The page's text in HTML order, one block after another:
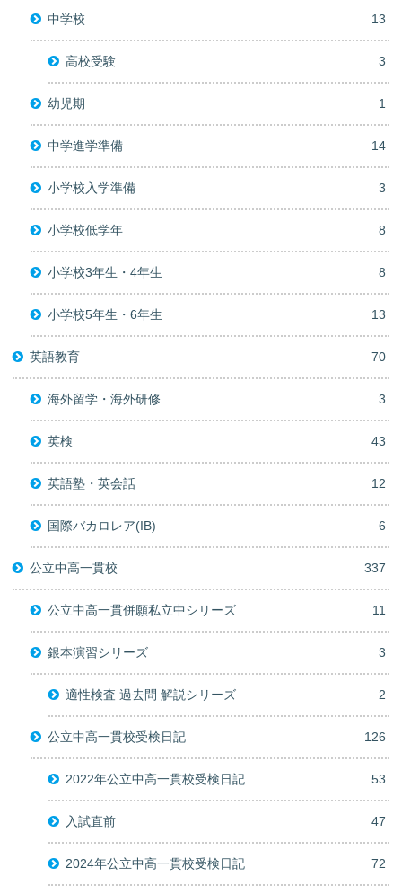
中学校 13
高校受験 3
幼児期 1
中学進学準備 14
小学校入学準備 3
小学校低学年 8
小学校3年生・4年生 8
小学校5年生・6年生 13
英語教育 70
海外留学・海外研修 3
英検 43
英語塾・英会話 12
国際バカロレア(IB) 6
公立中高一貫校 337
公立中高一貫併願私立中シリーズ 11
銀本演習シリーズ 3
適性検査 過去問 解説シリーズ 2
公立中高一貫校受検日記 126
2022年公立中高一貫校受検日記 53
入試直前 47
2024年公立中高一貫校受検日記 72